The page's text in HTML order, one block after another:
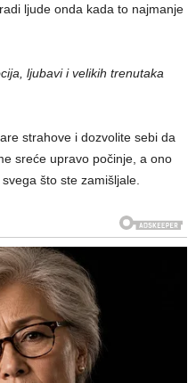
ljude onda kada to najmanje
ljubavi i velikih trenutaka
strahove i dozvolite sebi da
sreće upravo počinje, a ono
što ste zamišljale.